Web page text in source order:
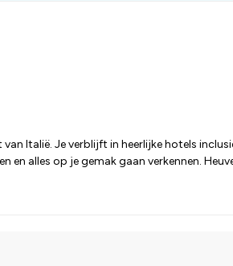
van Italië. Je verblijft in heerlijke hotels
en alles op je gemak gaan verkennen.